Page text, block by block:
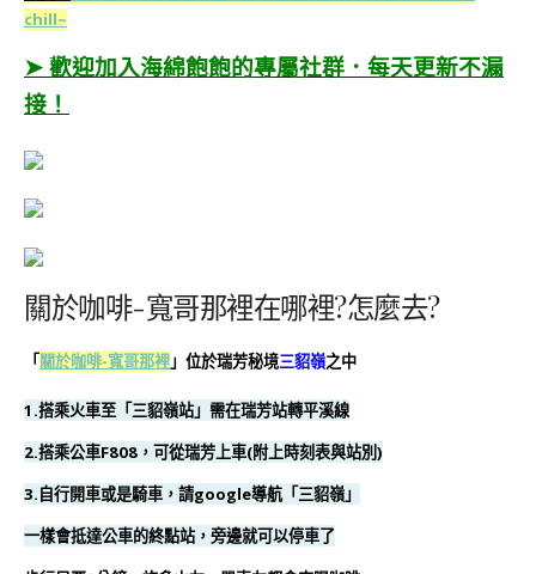
chill~
➤ 歡迎加入海綿飽飽的專屬社群．每天更新不漏
接！
關於咖啡-寬哥那裡在哪裡?怎麼去?
「關於咖啡-寬哥那裡」位於瑞芳秘境三貂嶺之中
1.搭乘火車至「三貂嶺站」需在瑞芳站轉平溪線
2.搭乘公車F808，可從瑞芳上車(附上時刻表與站別)
3.自行開車或是騎車，請google導航「三貂嶺」
一樣會抵達公車的終點站，旁邊就可以停車了